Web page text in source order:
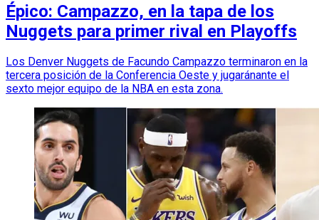
Épico: Campazzo, en la tapa de los
Nuggets para primer rival en Playoffs
Los Denver Nuggets de Facundo Campazzo terminaron en la
tercera posición de la Conferencia Oeste y jugaránante el
sexto mejor equipo de la NBA en esta zona.